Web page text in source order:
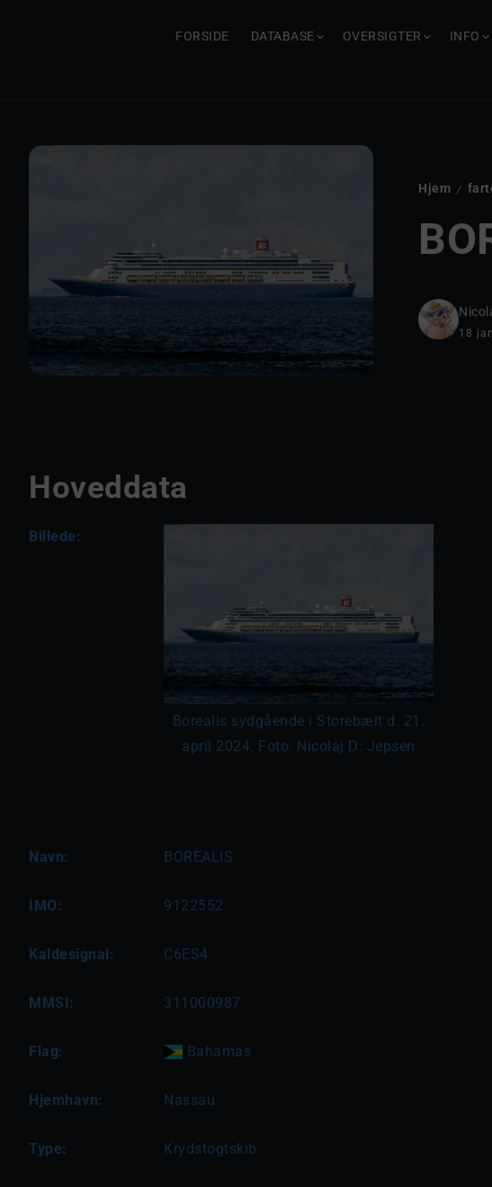
FORSIDE DATABASE OVERSIGTER INFO
Hjem /
18
Hoveddata
Billede:
Borealis sydgående i Storebælt d. 21.
april 2024. Foto: Nicolaj D: Jepsen
Navn: BOREALIS
IMO: 9122552
Kaldesignal: C6ES4
MMSI: 311000987
Flag: Bahamas
Hjemhavn: Nassau
Type: Krydstogtskib